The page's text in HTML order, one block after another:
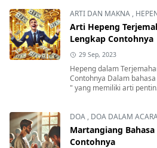
ARTI DAN MAKNA ,
Arti Hepeng
Lengkap Contohnya
29 Sep, 2023
Hepeng dalam
Contohnya Dalam
" yang memiliki arti
DOA , DOA DALAM
Martangiang
Contohnya